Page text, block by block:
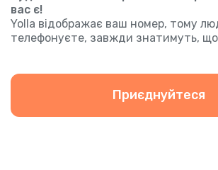
вас є!
Yolla відображає ваш номер, тому
телефонуєте, завжди знатимуть,
Приєднуйтеся